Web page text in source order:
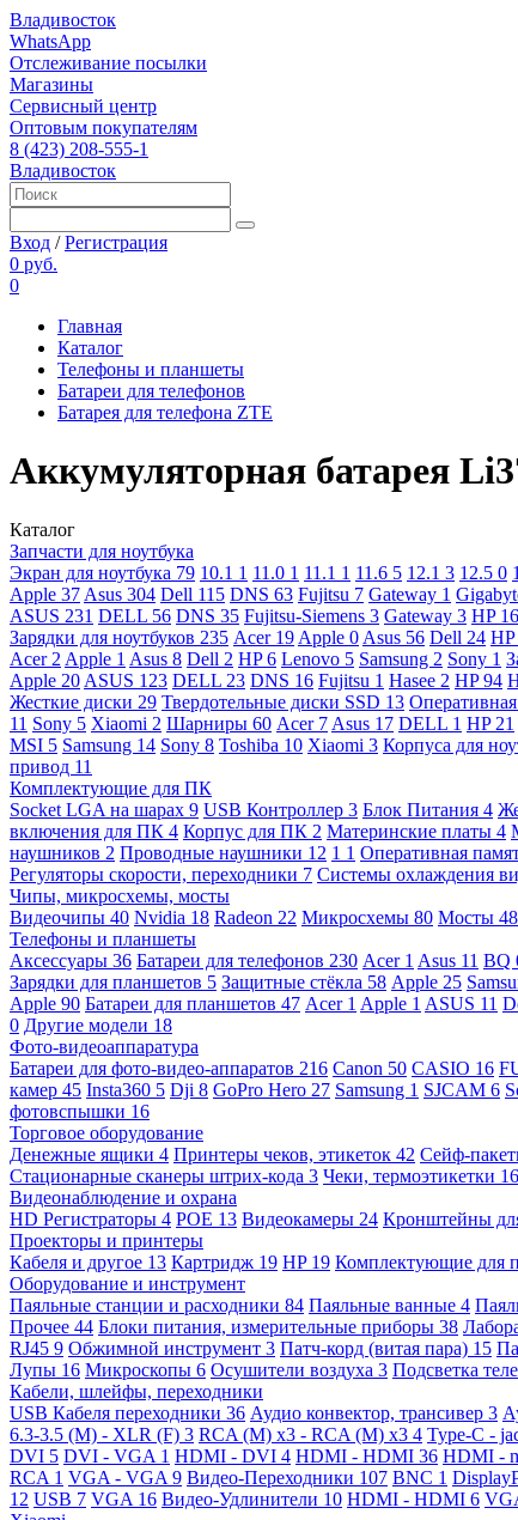
Владивосток
WhatsApp
Отслеживание посылки
Магазины
Сервисный центр
Оптовым покупателям
8 (423) 208-555-1
Владивосток
Вход /Регистрация
0 руб.
0
Главная
Каталог
Телефоны и планшеты
Батареи для телефонов
Батарея для телефона ZTE
Аккумуляторная батарея
Каталог
Запчасти для ноутбука
Экран для ноутбука 79 10.1 1 11.0 1 11.1 1 11.6 5 12.1 3 12.5 0
Apple 37 Asus 304 Dell 115 DNS 63 Fujitsu 7 Gateway 1
ASUS 231 DELL 56 DNS 35 Fujitsu-Siemens 3 Gateway 3 HP
Зарядки для ноутбуков 235 Acer 19 Apple 0 Asus 56 Dell 24 HP
Acer 2 Apple 1 Asus 8 Dell 2 HP6 Lenovo 5 Samsung 2 Sony 1
Apple 20 ASUS 123 DELL 23 DNS 16 Fujitsu 1 Hasee 2 HP94
Жесткие диски 29 Твердотельные диски SSD 13
11 Sony 5 Xiaomi 2 Шарниры 60 Acer 7 Asus 17 DELL 1 HP 21
MSI 5 Samsung 14 Sony 8 Toshiba 10 Xiaomi 3 Корпуса для
привод 11
Комплектующие для ПК
Socket LGA на шарах 9 USB Контроллер 3 Блок Питания 4
включения для ПК 4 Корпус для ПК 2 Материнские платы 4
наушников 2 Проводные наушники 12 1 1 Оперативная
Регуляторы скорости, переходники 7 Системы охлаждения
Чипы, микросхемы, мосты
Видеочипы 40 Nvidia 18 Radeon 22 Микросхемы 80 Мосты 48
Телефоны и планшеты
Аксессуары 36 Батареи для телефонов 230 Acer 1 Asus 11 BQ
Зарядки для планшетов 5 Защитные стёкла 58 Apple 25
Apple 90 Батареи для планшетов 47 Acer 1 Apple 1 ASUS 11
0 Другие модели 18
Фото-видеоаппаратура
Батареи для фото-видео-аппаратов 216 Canon 50 CASIO 16
камер 45 Insta360 5 Dji 8 GoPro Hero 27 Samsung 1 SJCAM 6
фотовспышки 16
Торговое оборудование
Денежные ящики 4 Принтеры чеков, этикеток 42 Сейф-
Стационарные сканеры штрих-кода 3 Чеки, термоэтикетки 16
Видеонаблюдение и охрана
HD Регистраторы 4 POE 13 Видеокамеры 24 Кронштейны
Проекторы и принтеры
Кабеля и другое 13 Картридж 19 HP 19 Комплектующие для
Оборудование и инструмент
Паяльные станции и расходники 84 Паяльные ванные 4
Прочее 44 Блоки питания, измерительные приборы 38
RJ45 9 Обжимной инструмент 3 Патч-корд (витая пара) 15
Лупы 16 Микроскопы 6 Осушители воздуха 3 Подсветка
Кабели, шлейфы, переходники
USB Кабеля переходники 36 Аудио конвектор, трансивер 3
6.3-3.5 (M) - XLR (F) 3 RCA (M) x3 - RCA (M) x3 4 Type-C -
DVI 5 DVI - VGA 1 HDMI - DVI 4 HDMI - HDMI 36 HDMI -
RCA 1 VGA - VGA 9 Видео-Переходники 107 BNC 1
12 USB 7 VGA 16 Видео-Удлинители 10 HDMI - HDMI 6